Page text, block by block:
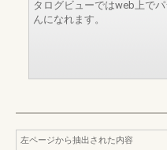
タログビューではweb上で
んになれます。
左ページから抽出された内容